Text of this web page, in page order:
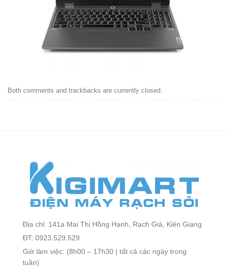
Both comments and trackbacks are currently closed.
Địa chỉ: 141a Mai Thị Hồng Hạnh, Rạch Giá, Kiên Giang
ĐT: 0923.529.529
Giờ làm việc: (8h00 – 17h30 | tất cả các ngày trong
tuần)